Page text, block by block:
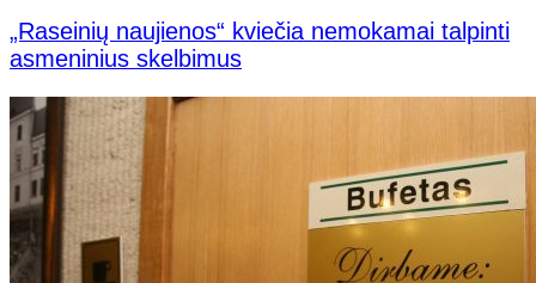
„Raseinių naujienos“ kviečia nemokamai talpinti
asmeninius skelbimus